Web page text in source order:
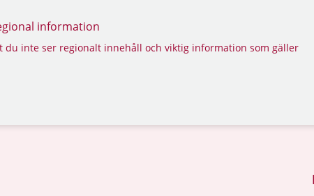
information
du inte ser regionalt innehåll och viktig information som gäller